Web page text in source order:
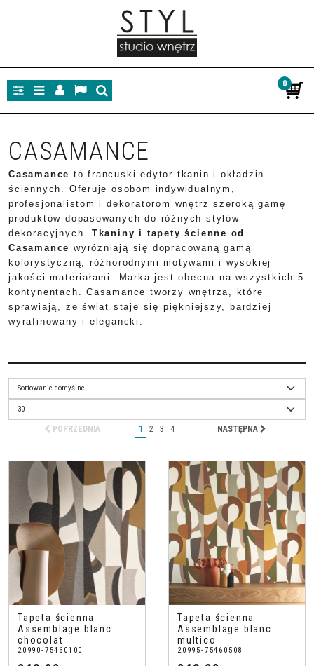
PanelMenuPanelLangSzukaj
0
CASAMANCE
Casamance to francuski edytor tkanin i okładzin
ściennych. Oferuje osobom indywidualnym,
profesjonalistom i dekoratorom wnętrz szeroką gamę
produktów dopasowanych do różnych stylów
dekoracyjnych. Tkaniny i tapety ścienne od
Casamance wyróżniają się dopracowaną gamą
kolorystyczną, różnorodnymi motywami i wysokiej
jakości materiałami. Marka jest obecna na wszystkich 5
kontynentach. Casamance tworzy wnętrza, które
sprawiają, że świat staje się piękniejszy, bardziej
wyrafinowany i elegancki.
POPRZEDNIA 1 2 3 4 NASTĘPNA
Tapeta ścienna
Assemblage blanc
chocolat
20990-75460100
Tapeta ścienna
Assemblage blanc
multico
20995-75460508